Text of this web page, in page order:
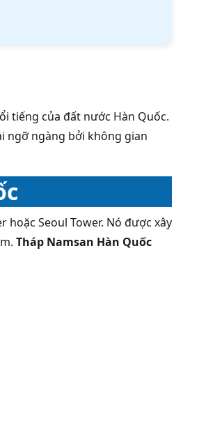
tiếng của đất nước Hàn Quốc.
ngỡ ngàng bởi không gian
Seoul Tower. Nó được xây
Tháp Namsan Hàn Quốc